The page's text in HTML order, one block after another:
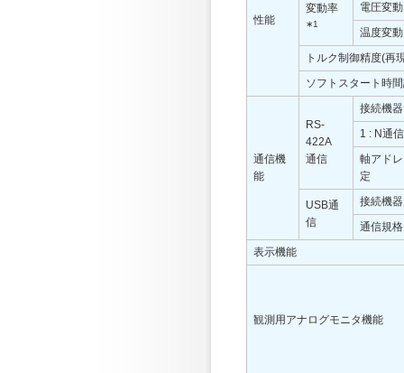
性能
変動率
∗1
電圧変動
温度変動
トルク制御精度(再
ソフトスタート時
通信機
能
RS-
422A
通信
接続機器
1 : N通信
軸アド
定
USB通
信
接続機器
通信規格
表示機能
観測用アナログモニタ機能